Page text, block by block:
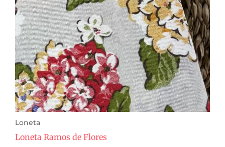
Loneta
Loneta Ramos de Flores